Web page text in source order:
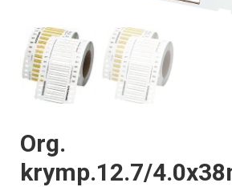
Org.
krymp.12.7/